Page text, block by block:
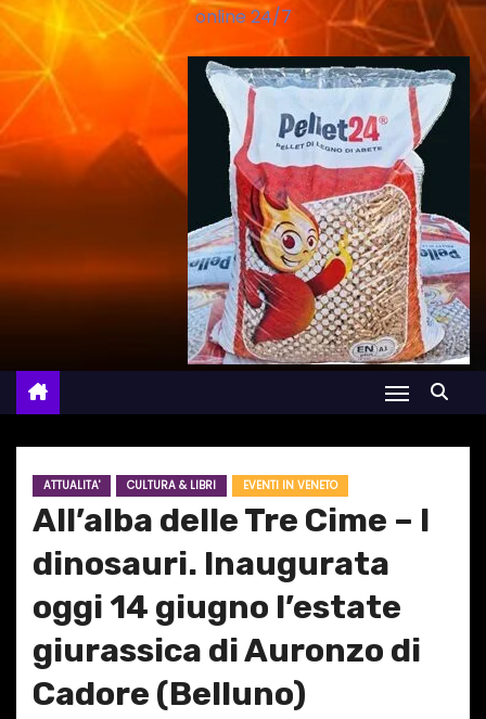
online 24/7
ATTUALITA' CULTURA & LIBRI EVENTI IN VENETO
All’alba delle Tre Cime – I
dinosauri. Inaugurata
oggi 14 giugno l’estate
giurassica di Auronzo di
Cadore (Belluno)